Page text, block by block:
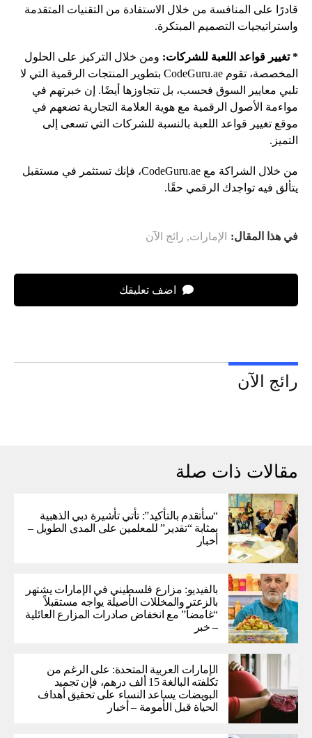
قادرًا على المنافسة من خلال الاستفادة من التقنيات المتقدمة
واستراتيجيات التصميم المبتكرة.
* تغيير قواعد اللعبة للشركات: ومن خلال التركيز على الحلول
المخصصة، تقوم CodeGuru.ae بتطوير المنتجات الرقمية التي لا
تلبي معايير السوق فحسب، بل تتجاوزها أيضًا. إن خبرتهم في
مواءمة الأصول الرقمية مع هوية العلامة التجارية تضعهم في
موقع تغيير قواعد اللعبة بالنسبة للشركات التي تسعى إلى
التميز.
من خلال الشراكة مع CodeGuru.ae، فإنك تستثمر في مستقبل
يتألق فيه تواجدك الرقمي حقًا.
في هذا المقال: الإمارات, رائج الآن
اضف تعليقك
رائج الآن
مقالات ذات صلة
“سأتقدم بالتأكيد”: تأتي تأشيرة دبي الذهبية
بمثابة “تقدير” للمعلمين على المدى الطويل –
أخبار
بالفيديو: مزارع فلسطيني في الإمارات يشتهر
بالزعتر والمخللات الأصيلة يواجه مستقبلاً
“غامضاً” ​​مع انخفاض صادرات المزارع العائلية
– خبر
الإمارات العربية المتحدة: على الرغم من
تكلفته البالغة 15 ألف درهم، فإن تجميد
البويضات يساعد النساء على تحقيق أهداف
الحياة قبل الأمومة – أخبار